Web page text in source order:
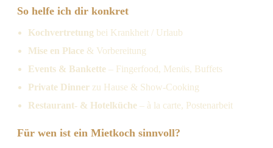
So helfe ich dir konkret
Kochvertretung bei Krankheit / Urlaub
Mise en Place & Vorbereitung
Events & Bankette – Fingerfood, Menüs, Buffets
Private Dinner zu Hause & Show-Cooking
Restaurant- & Hotelküche – à la carte, Postenarbeit
Für wen ist ein Mietkoch sinnvoll?